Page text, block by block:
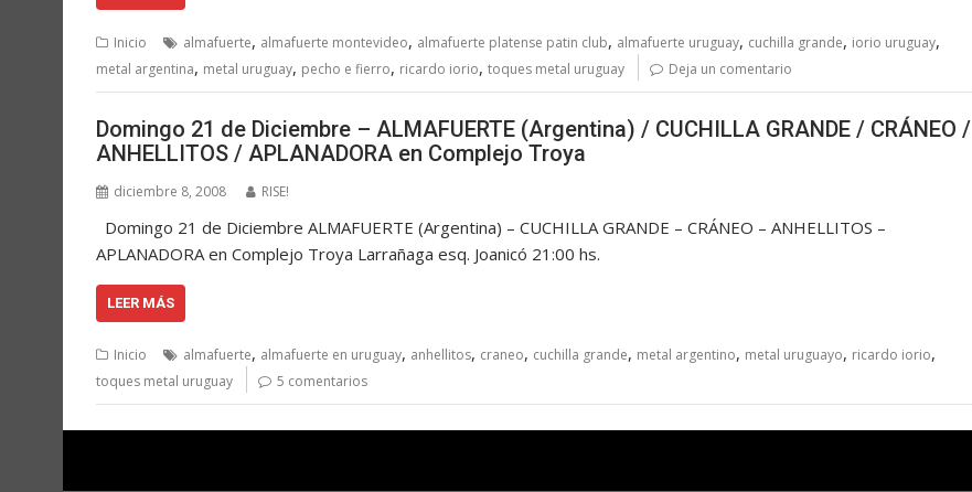
Inicio almafuerte, almafuerte montevideo, almafuerte platense patin club, almafuerte uruguay, cuchilla grande, iorio uruguay,
metal argentina, metal uruguay, pecho e fierro, ricardo iorio, toques metal uruguay Deja un comentario
Domingo 21 de Diciembre – ALMAFUERTE (Argentina) / CUCHILLA GRANDE / CRÁNEO /
ANHELLITOS / APLANADORA en Complejo Troya
diciembre 8, 2008 RISE!
Domingo 21 de Diciembre ALMAFUERTE (Argentina) – CUCHILLA GRANDE – CRÁNEO – ANHELLITOS –
APLANADORA en Complejo Troya Larrañaga esq. Joanicó 21:00 hs.
LEER MÁS
Inicio almafuerte, almafuerte en uruguay, anhellitos, craneo, cuchilla grande, metal argentino, metal uruguayo, ricardo iorio,
toques metal uruguay 5 comentarios